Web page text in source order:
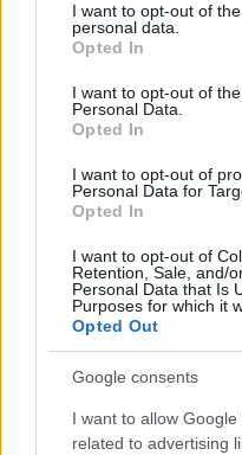
not limited to your visit or
grant or deny consent to
use your data for below
consent section.
I want to opt-out of
personal data.
Opted In
I want to opt-out of
Personal Data.
Opted In
I want to opt-out of
Personal Data for
Opted In
I want to opt-out of
Retention, Sale, and/
Personal Data that Is
Purposes for which it
Opted Out
Google consents
I want to allow
related to advertising
Όροι Χρήσης. Το site
Πολιτική Απορρήτου
ΔΗΜΟΤΙΚΕΣ